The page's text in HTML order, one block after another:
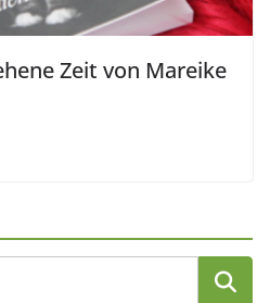
Zeit von Mareike